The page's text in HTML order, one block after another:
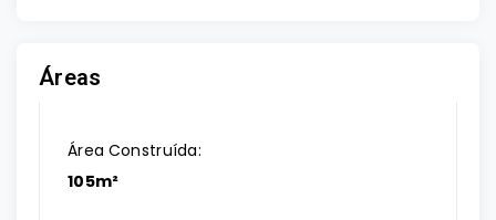
Áreas
Área Construída:
105m²